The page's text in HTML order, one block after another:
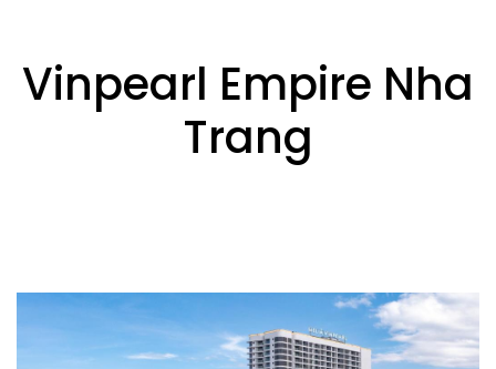
Vinpearl Empire Nha
Trang